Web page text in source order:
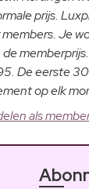
prijs.
Je
De eerste 30
op elk
als